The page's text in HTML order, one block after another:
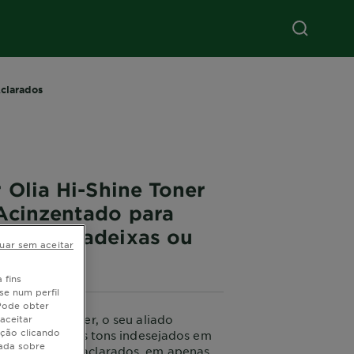
Olia Hi-Shine Toner
para
com Madeixas ou
Hi-Shine Toner, o seu aliado
neutralizar os tons indesejados em
ou aclarados, em apenas
fins
num perfil
obter
clicando
sobre
sem aceitar